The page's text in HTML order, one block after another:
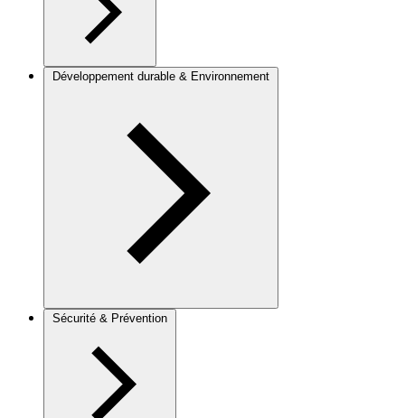
Développement durable & Environnement
Sécurité & Prévention